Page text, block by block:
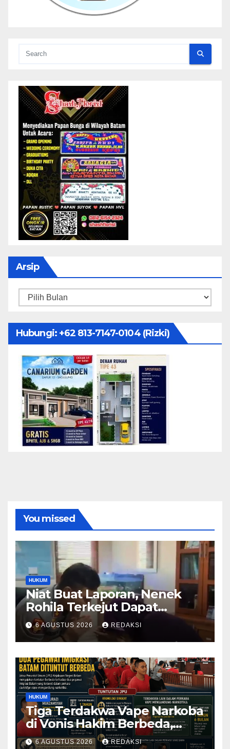
Arsip
Arsip
Hubungi: ‪+62 813-7147-0104‬ (Rizki)
You missed
HUKUM
Niat Buat Laporan, Nenek
Rohila Terkejut Dapat
Bantuan dari Kabid Propam
Kombes Pol Eddwi
6 AGUSTUS 2026 REDAKSI
HUKUM
Tiga Terdakwa Vape Narkoba
di Vonis Hakim Berbeda,
Oknum Pegawai Imigrasi
6 AGUSTUS 2026 REDAKSI